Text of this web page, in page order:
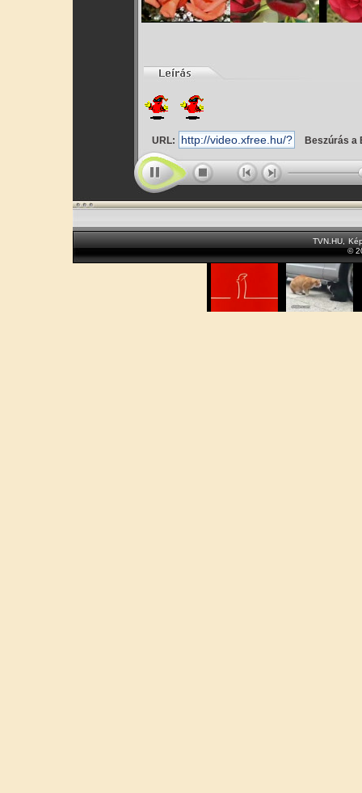
URL: Beszúrás a
TVN.HU
©